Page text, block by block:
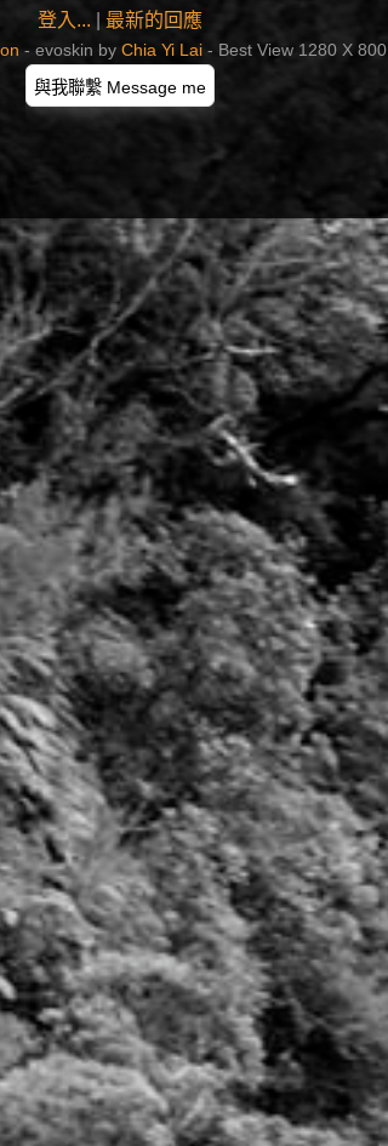
登入... 最新的回應
- evoskin by Chia Yi Lai - Best View 1280 X 800
與我聯繫 Message me